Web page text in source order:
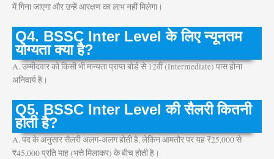
में गिना जाएगा और उन्हें आरक्षण का लाभ नहीं मिलेगा।
Q4. BSSC Inter Level के लिए न्यूनतम
योग्यता क्या है?
A. उम्मीदवार को किसी भी मान्यता प्राप्त बोर्ड से 12वीं (Intermediate) पास होना
अनिवार्य है।
Q5. BSSC Inter Level की सैलरी कितनी
होती है?
A. पद के अनुसार सैलरी अलग-अलग होती है, लेकिन आमतौर पर यह ₹25,000 से
₹45,000 प्रति माह (भत्ते मिलाकर) के बीच होती है।